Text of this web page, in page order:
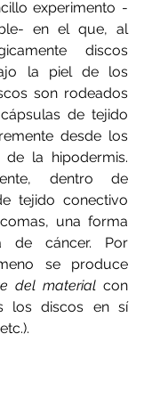
experimento -
en el que, al
discos
la piel de los
son rodeados
de tejido
desde los
de la hipodermis.
dentro de
tejido conectivo
una forma
de cáncer. Por
del material con
los discos en sí